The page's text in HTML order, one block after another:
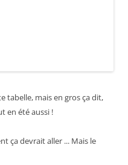
tabelle, mais en gros ça dit,
en été aussi !
ça devrait aller ... Mais le